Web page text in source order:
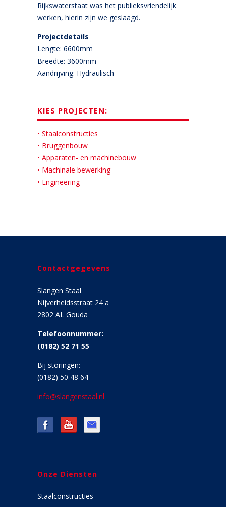
Rijkswaterstaat was het publieksvriendelijk
werken, hierin zijn we geslaagd.
Projectdetails
Lengte: 6600mm
Breedte: 3600mm
Aandrijving: Hydraulisch
KIES PROJECTEN:
• Staalconstructies
• Bruggenbouw
• Apparaten- en machinebouw
• Machinale bewerking
• Engineering
Contactgegevens
Slangen Staal
Nijverheidsstraat 24 a
2802 AL Gouda
Telefoonnummer:
(0182) 52 71 55
Bij storingen:
(0182) 50 48 64
info@slangenstaal.nl
Onze Diensten
Staalconstructies